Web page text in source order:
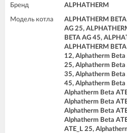
Бренд ALPHATHERM
Модель котла
ALPHATHERM
AG 25,
BETA AG 45,
ALPHATHERM
12, Alphatherm
25, Alphatherm
35, Alphatherm
45, Alphatherm
Alphatherm Beta
Alphatherm Beta
Alphatherm Beta
Alphatherm Beta
ATE_L 25,